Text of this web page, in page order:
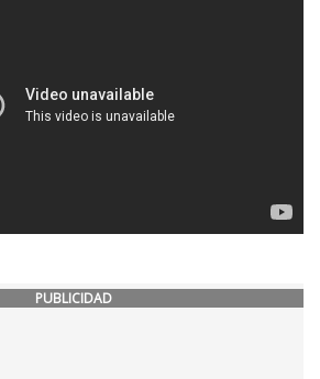
PUBLICIDAD